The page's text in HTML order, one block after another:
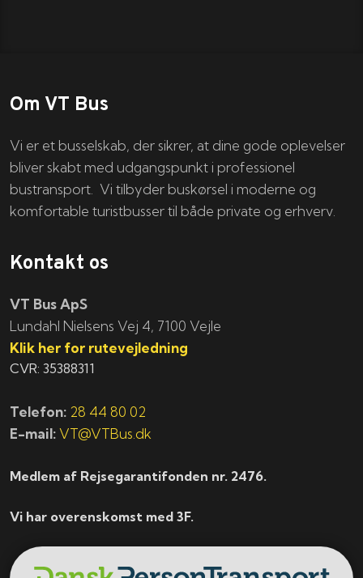
Om VT Bus
Vi er et busselskab, der sikrer, at dine gode oplevelser
bliver skabt med udgangspunkt i professionel
bustransport. Vi tilbyder buskørsel i moderne og
komfortable turistbusser til både private og erhverv.
Kontakt os
VT Bus ApS
​​​Lundahl Nielsens Vej 4, 7100 Vejle
Klik her for rutevejledning
CVR: 35388311
Telefon: 28 44 80 02
E-mail: VT@VTBus.dk
Medlem af Rejsegarantifonden nr. 2476.
Vi har overenskomst med 3F.